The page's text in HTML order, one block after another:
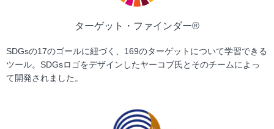
ターゲット・ファインダー®︎
SDGsの17のゴールに紐づく、169のターゲットについて学習できる
ツール。SDGsロゴをデザインしたヤーコブ氏とそのチームによっ
て開発されました。